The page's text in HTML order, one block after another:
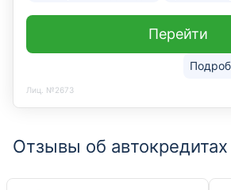
Перейти
Лиц. №2673
Отзывы об